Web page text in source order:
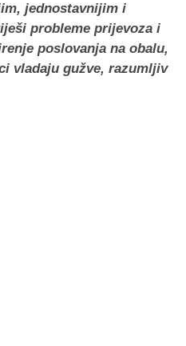
jednostavnijim i
probleme prijevoza i
poslovanja na obalu,
vladaju gužve, razumljiv